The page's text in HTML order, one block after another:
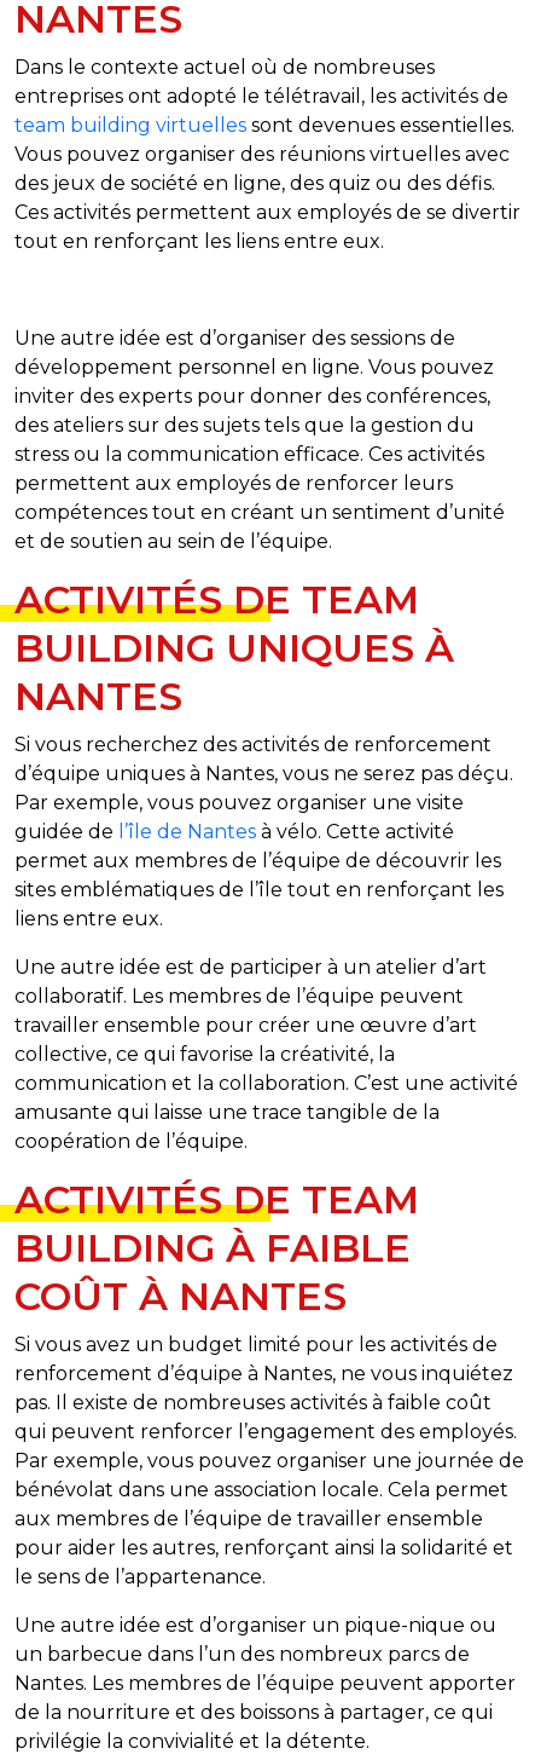
NANTES
Dans le contexte actuel où de nombreuses
entreprises ont adopté le télétravail, les activités de
team building virtuelles sont devenues essentielles.
Vous pouvez organiser des réunions virtuelles avec
des jeux de société en ligne, des quiz ou des défis.
Ces activités permettent aux employés de se divertir
tout en renforçant les liens entre eux.
Une autre idée est d’organiser des sessions de
développement personnel en ligne. Vous pouvez
inviter des experts pour donner des conférences,
des ateliers sur des sujets tels que la gestion du
stress ou la communication efficace. Ces activités
permettent aux employés de renforcer leurs
compétences tout en créant un sentiment d’unité
et de soutien au sein de l’équipe.
ACTIVITÉS DE TEAM
BUILDING UNIQUES À
NANTES
Si vous recherchez des activités de renforcement
d’équipe uniques à Nantes, vous ne serez pas déçu.
Par exemple, vous pouvez organiser une visite
guidée de l’île de Nantes à vélo. Cette activité
permet aux membres de l’équipe de découvrir les
sites emblématiques de l’île tout en renforçant les
liens entre eux.
Une autre idée est de participer à un atelier d’art
collaboratif. Les membres de l’équipe peuvent
travailler ensemble pour créer une œuvre d’art
collective, ce qui favorise la créativité, la
communication et la collaboration. C’est une activité
amusante qui laisse une trace tangible de la
coopération de l’équipe.
ACTIVITÉS DE TEAM
BUILDING À FAIBLE
COÛT À NANTES
Si vous avez un budget limité pour les activités de
renforcement d’équipe à Nantes, ne vous inquiétez
pas. Il existe de nombreuses activités à faible coût
qui peuvent renforcer l’engagement des employés.
Par exemple, vous pouvez organiser une journée de
bénévolat dans une association locale. Cela permet
aux membres de l’équipe de travailler ensemble
pour aider les autres, renforçant ainsi la solidarité et
le sens de l’appartenance.
Une autre idée est d’organiser un pique-nique ou
un barbecue dans l’un des nombreux parcs de
Nantes. Les membres de l’équipe peuvent apporter
de la nourriture et des boissons à partager, ce qui
privilégie la convivialité et la détente.